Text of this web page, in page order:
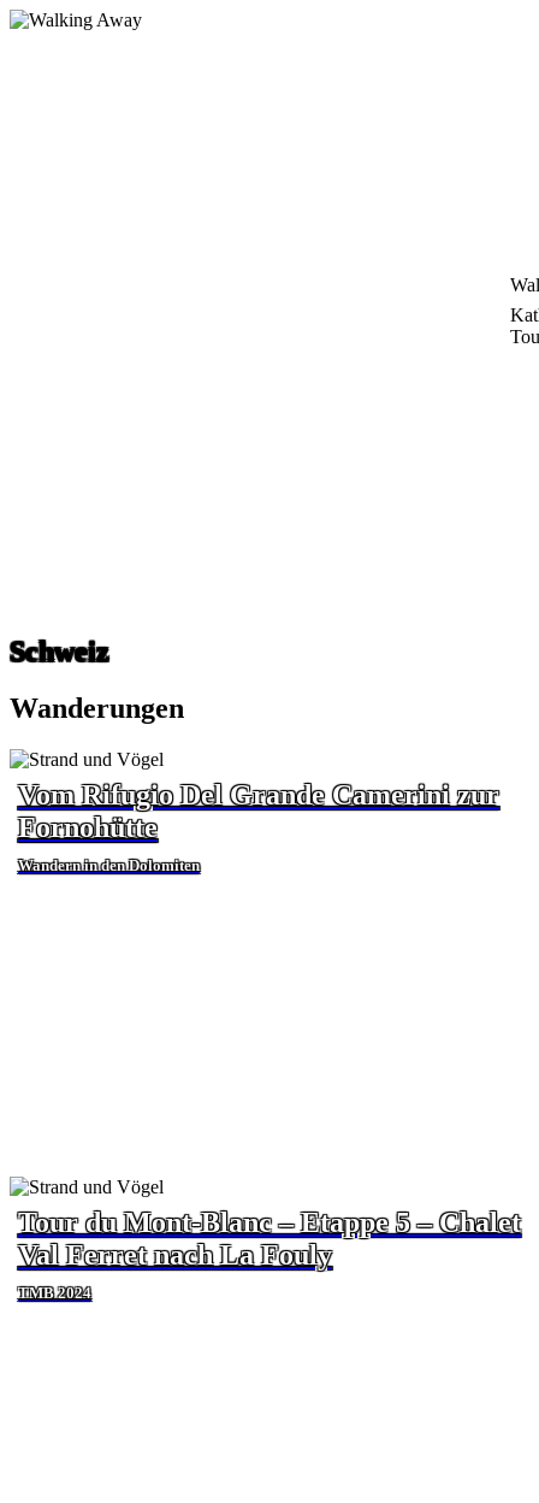
Zum
Schweiz
Wanderungen
Vom Rifugio Del Grande Camerini zur
Fornohütte
Wandern in den Dolomiten
Tour du Mont-Blanc – Etappe 5 – Chalet
Val Ferret nach La Fouly
TMB 2024